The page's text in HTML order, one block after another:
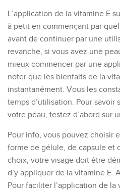
L’application de la vitamine E
à petit en commençant par
avant de continuer par une
revanche, si vous avez une
mieux commencer par une
noter que les bienfaits de la
instantanément. Vous les
temps d’utilisation. Pour savoir
votre peau, testez d’abord sur
Pour info, vous pouvez choisir
forme de gélule, de capsule et
choix, votre visage doit être
d’y appliquer de la vitamine E.
Pour faciliter l’application de